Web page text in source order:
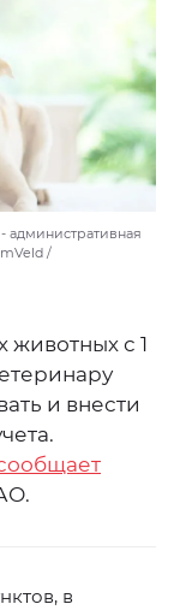
административная
/
с 1
и внести
в